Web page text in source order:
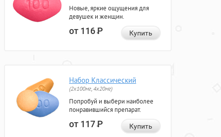
Новые, яркие ощущения для
девушек и женщин.
от 116Р Купить
Набор Классический
(2x100мг, 4x20мг)
Попробуй и выбери наиболее
понравившийся препарат.
от 117Р Купить